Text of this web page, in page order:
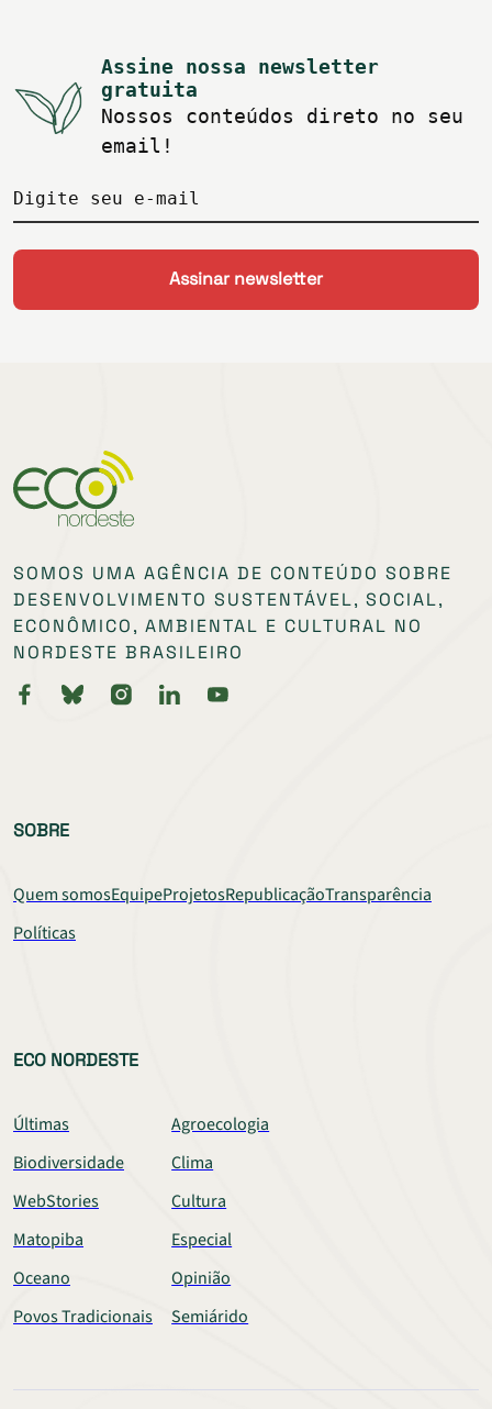
Assine nossa newsletter
gratuita
Nossos conteúdos direto no seu
email!
Digite seu e-mail
SOMOS UMA AGÊNCIA DE CONTEÚDO SOBRE
DESENVOLVIMENTO SUSTENTÁVEL, SOCIAL,
ECONÔMICO, AMBIENTAL E CULTURAL NO
NORDESTE BRASILEIRO
SOBRE
Quem somosEquipeProjetosRepublicaçãoTransparência
Políticas
ECO NORDESTE
Últimas
Agroecologia
Biodiversidade
Clima
WebStories
Cultura
Matopiba
Especial
Oceano
Opinião
Povos Tradicionais
Semiárido